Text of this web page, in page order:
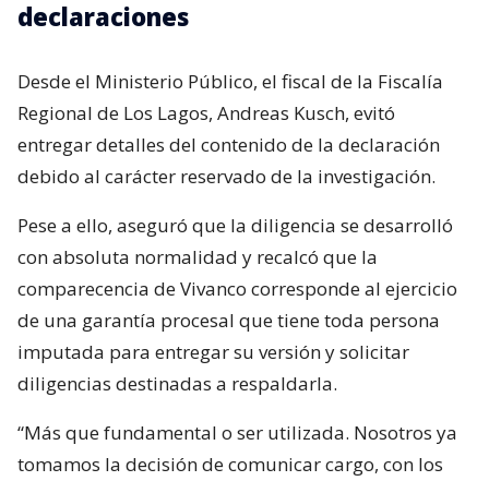
declaraciones
Desde el Ministerio Público, el fiscal de la Fiscalía
Regional de Los Lagos, Andreas Kusch, evitó
entregar detalles del contenido de la declaración
debido al carácter reservado de la investigación.
Pese a ello, aseguró que la diligencia se desarrolló
con absoluta normalidad y recalcó que la
comparecencia de Vivanco corresponde al ejercicio
de una garantía procesal que tiene toda persona
imputada para entregar su versión y solicitar
diligencias destinadas a respaldarla.
“Más que fundamental o ser utilizada. Nosotros ya
tomamos la decisión de comunicar cargo, con los